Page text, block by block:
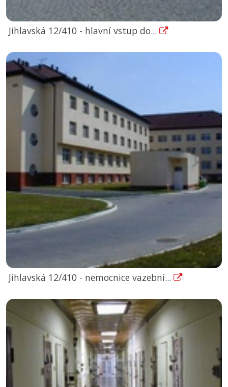
Jihlavská 12/410 - hlavní vstup do...
Jihlavská 12/410 - nemocnice vazební...